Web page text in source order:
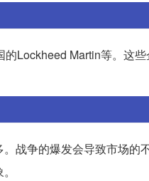
Lockheed Martin等。这
战争的爆发会导致市场的